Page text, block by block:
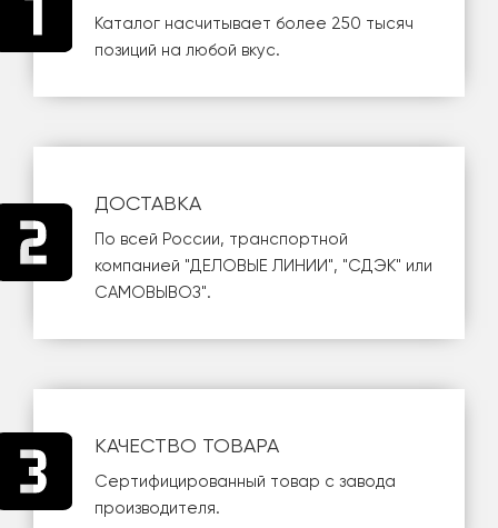
Каталог насчитывает более 250 тысяч
позиций на любой вкус.
ДОСТАВКА
По всей России, транспортной
компанией "ДЕЛОВЫЕ ЛИНИИ", "СДЭК" или
САМОВЫВОЗ".
КАЧЕСТВО ТОВАРА
Сертифицированный товар с завода
производителя.